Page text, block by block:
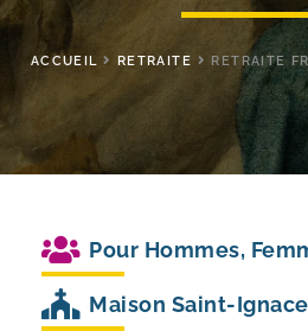
ACCUEIL RETRAITE RETRAITE
Pour Hommes,
Maison Saint-